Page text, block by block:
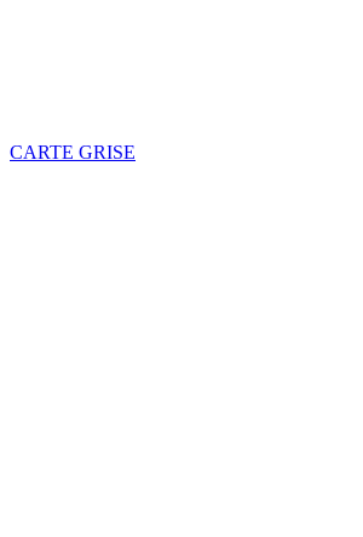
CARTE GRISE